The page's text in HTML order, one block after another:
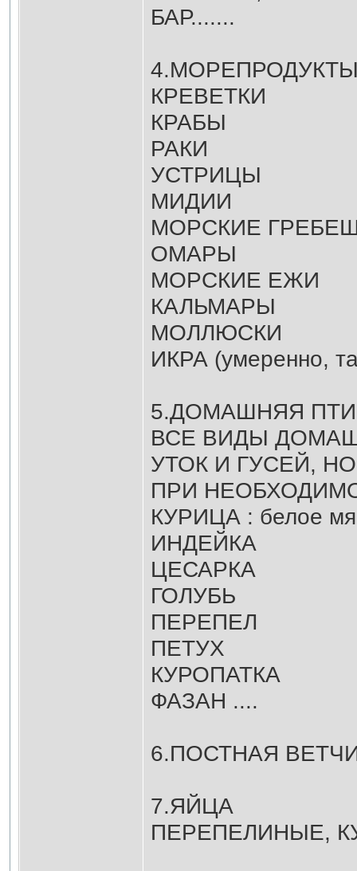
БАР.......
КРЕВЕТКИ
КРАБЫ
РАКИ
УСТРИЦЫ
МИДИИ
МОРСКИЕ
ОМАРЫ
МОРСКИЕ ЕЖИ
КАЛЬМАРЫ
МОЛЛЮСКИ
ИКРА (умеренно,
5.ДОМАШНЯЯ
ВСЕ ВИДЫ
УТОК И ГУСЕЙ,
ПРИ
КУРИЦА : белое
ИНДЕЙКА
ЦЕСАРКА
ГОЛУБЬ
ПЕРЕПЕЛ
ПЕТУХ
КУРОПАТКА
ФАЗАН ....
6.ПОСТНАЯ
7.ЯЙЦА
ПЕРЕПЕЛИНЫЕ,